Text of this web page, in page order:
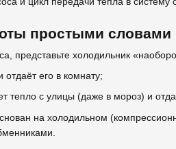
простыми словами
представьте холодильник
его в комнату;
тепло с улицы (даже в мороз) и
на холодильном